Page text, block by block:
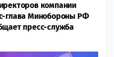
компании
глава Минобороны РФ
пресс-служба